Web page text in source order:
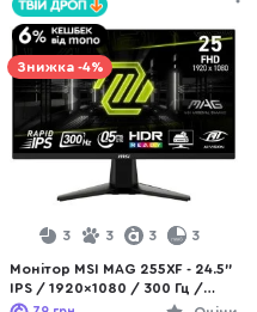
Знижка -4%
3 3 3 3
Монітор MSI MAG 255XF - 24.5"
IPS / 1920×1080 / 300 Гц /
AMD FreeSync Premium